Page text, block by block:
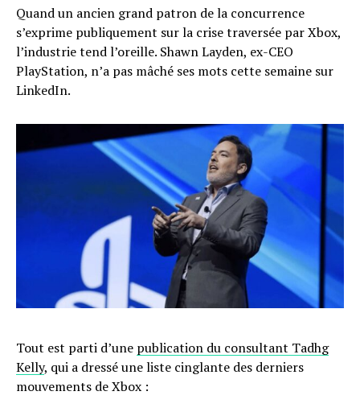
Quand un ancien grand patron de la concurrence
s’exprime publiquement sur la crise traversée par Xbox,
l’industrie tend l’oreille. Shawn Layden, ex-CEO
PlayStation, n’a pas mâché ses mots cette semaine sur
LinkedIn.
Tout est parti d’une publication du consultant Tadhg
Kelly, qui a dressé une liste cinglante des derniers
mouvements de Xbox :